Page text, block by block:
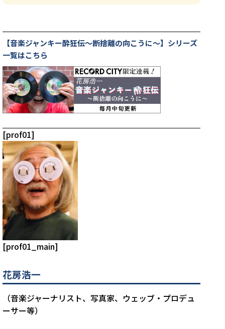
【音楽ジャンキー酔狂伝〜断捨離の向こうに〜】シリーズ
一覧はこちら
[prof01]
[prof01_main]
花房浩一
（音楽ジャーナリスト、写真家、ウェッブ・プロデュ
ーサー等）